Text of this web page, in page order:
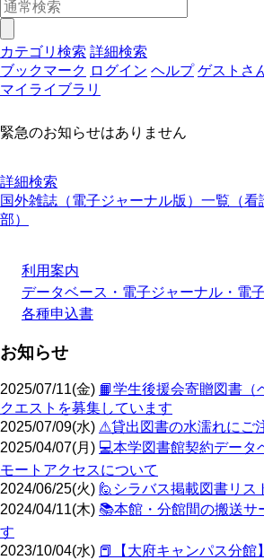
カテゴリ検索 詳細検索
ブックマーク ログイン ヘルプ ゲストさ
マイライブラリ
緊急のお知らせはありません
詳細検索
国外雑誌（電子ジャーナル版）一覧（看
部）
利用案内
データベース・電子ジャーナル・電
各種申込書
お知らせ
2025/07/11(金) 📙学生後援会寄贈図書（
クエストを募集しています
2025/07/09(水) ⚠貸出図書の水濡れにご
2025/04/07(月) 💻️本学図書館契約データ
モートアクセスについて
2024/06/25(火) 🙋シラバス掲載図書リス
2024/04/11(木) 📚️本館・分館間の搬送サ
す
2023/10/04(水) 📕【大府キャンパス分館